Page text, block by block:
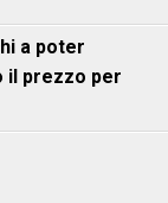
a poter
il prezzo per